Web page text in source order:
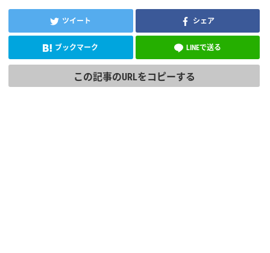
ツイート シェア
ブックマーク LINEで送る
この記事のURLをコピーする